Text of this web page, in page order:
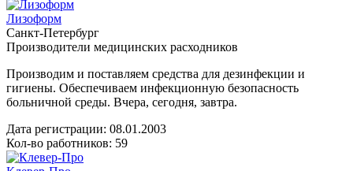
Лизоформ
Санкт-Петербург
Производители медицинских расходников
Производим и поставляем средства для дезинфекции и
гигиены. Обеспечиваем инфекционную безопасность
больничной среды. Вчера, сегодня, завтра.
Дата регистрации: 08.01.2003
Кол-во работников: 59